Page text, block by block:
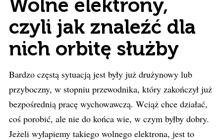
Wolne elektrony,
czyli jak znaleźć dla
nich orbitę służby
Bardzo częstą sytuacją jest były już drużynowy lub
przyboczny, w stopniu przewodnika, który zakończył już
bezpośrednią pracę wychowawczą. Wciąż chce działać,
coś porobić, ale nie do końca wie, w czym byłby dobry.
Jeżeli wyłapiemy takiego wolnego elektrona, jest to